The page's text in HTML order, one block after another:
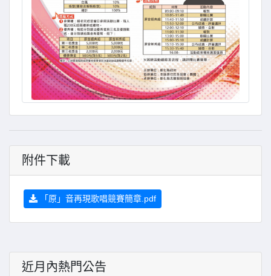
附件下載
「原」音再現歌唱競賽簡章.pdf
近月內熱門公告